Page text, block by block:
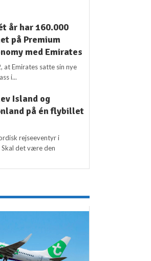
år har 160.000
på Premium
med Emirates
at Emirates satte sin nye
i...
Island og
på én flybillet
rejseeventyr i
det være den